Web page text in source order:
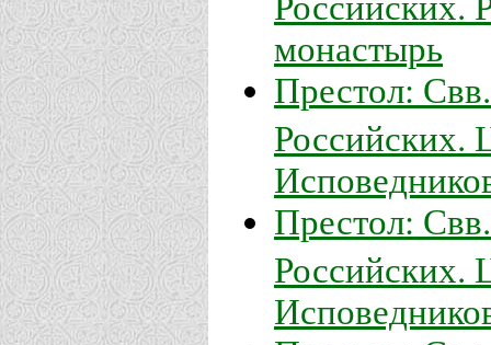
монастырь
Престол:
Российских.
Престол:
Российских.